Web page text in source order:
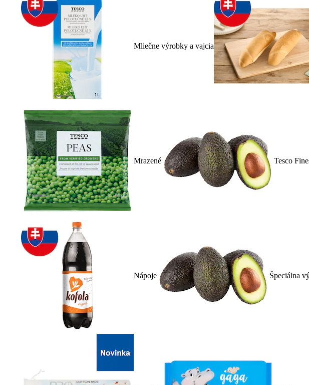
Mliečne výrobky a vajcia
Mrazené Tesco
Nápoje Špeciálna